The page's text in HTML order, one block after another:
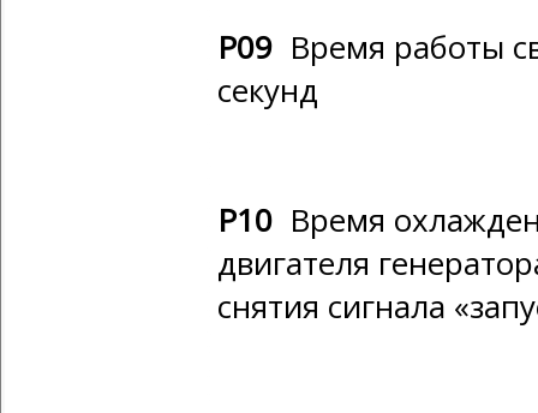
Р09 Время работы
секунд
Р10 Время
двигателя
снятия сигнала